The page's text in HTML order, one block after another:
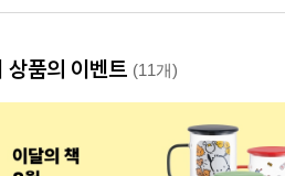
상품의 이벤트 (11개)